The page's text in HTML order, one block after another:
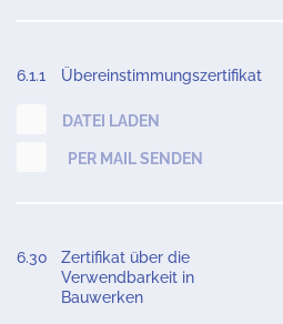
6.1.1 Übereinstimmungszertifikat
DATEI LADEN
PER MAIL SENDEN
6.30
Zertifikat über die
Verwendbarkeit in
Bauwerken